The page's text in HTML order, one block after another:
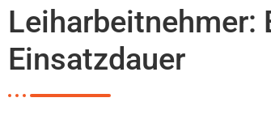
Leiharbeitnehmer:
Einsatzdauer